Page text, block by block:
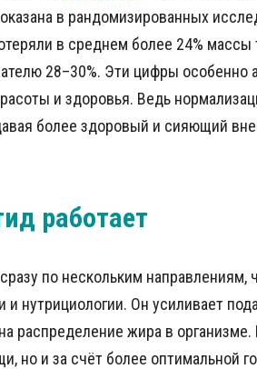
в рандомизированных
в среднем более 24% массы
28–30%. Эти цифры особенно
и здоровья. Ведь
более здоровый и сияющий
работает
по нескольким направлениям,
и нутрициологии. Он усиливает
распределение жира в организме.
но и за счёт более оптимальной